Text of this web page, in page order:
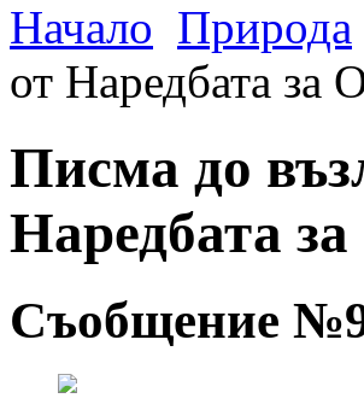
Начало Природа
от Наредбата за
Писма до
Наредбата
Съобщение